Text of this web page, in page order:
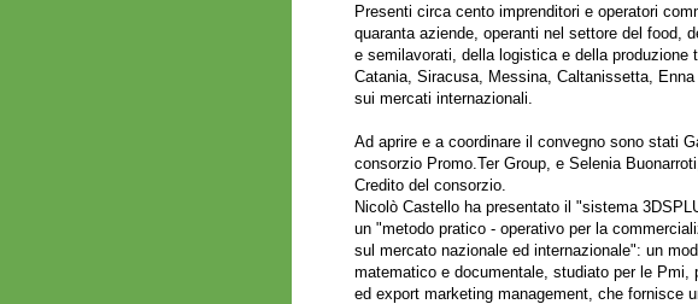
Presenti circa cento imprenditori e operatori
quaranta aziende, operanti nel settore del food,
e semilavorati, della logistica e della produzione
Catania, Siracusa, Messina, Caltanissetta,
sui mercati internazionali.
Ad aprire e a coordinare il convegno sono stati
consorzio Promo.Ter Group, e Selenia
Credito del consorzio.
Nicolò Castello ha presentato il "sistema
un "metodo pratico - operativo per la
sul mercato nazionale ed internazionale": un
matematico e documentale, studiato per le Pmi,
ed export marketing management, che fornisce